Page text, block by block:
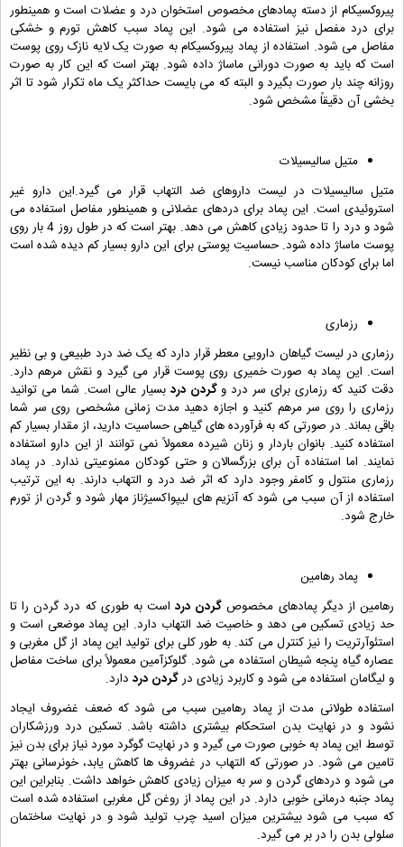
پیروکسیکام از دسته پمادهای مخصوص استخوان درد و عضلات است و همینطور
برای درد مفصل نیز استفاده می شود. این پماد سبب کاهش تورم و خشکی
مفاصل می شود. استفاده از پماد پیروکسیکام به صورت یک لایه نازک روی پوست
است که باید به صورت دورانی ماساژ داده شود. بهتر است که این کار به صورت
روزانه چند بار صورت بگیرد و البته که می بایست حداکثر یک ماه تکرار شود تا اثر
بخشی آن دقیقاً مشخص شود.
متیل سالیسیلات
متیل سالیسیلات در لیست داروهای ضد التهاب قرار می گیرد.این دارو غیر
استروئیدی است. این پماد برای دردهای عضلانی و همینطور مفاصل استفاده می
شود و درد را تا حدود زیادی کاهش می دهد. بهتر است که در طول روز 4 بار روی
پوست ماساژ داده شود. حساسیت پوستی برای این دارو بسیار کم دیده شده است
اما برای کودکان مناسب نیست.
رزماری
رزماری در لیست گیاهان دارویی معطر قرار دارد که یک ضد درد طبیعی و بی نظیر
است. این پماد به صورت خمیری روی پوست قرار می گیرد و نقش مرهم دارد.
دقت کنید که رزماری برای سر درد وگردن درد بسیار عالی است. شما می توانید
رزماری را روی سر مرهم کنید و اجازه دهید مدت زمانی مشخصی روی سر شما
باقی بماند. در صورتی که به فرآورده های گیاهی حساسیت دارید، از مقدار بسیار کم
استفاده کنید. بانوان باردار و زنان شیرده معمولاً نمی توانند از این دارو استفاده
نمایند. اما استفاده آن برای بزرگسالان و حتی کودکان ممنوعیتی ندارد. در پماد
رزماری منتول و کامفر وجود دارد که اثر ضد درد و التهاب دارند. به این ترتیب
استفاده از آن سبب می شود که آنزیم های لیپواکسیژناز مهار شود و گردن از تورم
خارج شود.
پماد رهامین
رهامین از دیگر پمادهای مخصوص گردن درداست به طوری که درد گردن را تا
حد زیادی تسکین می دهد و خاصیت ضد التهاب دارد. این پماد موضعی است و
استئوآرتریت را نیز کنترل می کند. به طور کلی برای تولید این پماد از گل مغربی و
عصاره گیاه پنجه شیطان استفاده می شود. گلوکزآمین معمولاً برای ساخت مفاصل
و لیگامان استفاده می شود و کاربرد زیادی درگردن درد دارد.
استفاده طولانی مدت از پماد رهامین سبب می شود که ضعف غضروف ایجاد
نشود و در نهایت بدن استحکام بیشتری داشته باشد. تسکین درد ورزشکاران
توسط این پماد به خوبی صورت می گیرد و در نهایت گوگرد مورد نیاز برای بدن نیز
تامین می شود. در صورتی که التهاب در غضروف ها کاهش یابد، خونرسانی بهتر
می شود و دردهای گردن و سر به میزان زیادی کاهش خواهد داشت. بنابراین این
پماد جنبه درمانی خوبی دارد. در این پماد از روغن گل مغربی استفاده شده است
که سبب می شود بیشترین میزان اسید چرب تولید شود و در نهایت ساختمان
سلولی بدن را در بر می گیرد.